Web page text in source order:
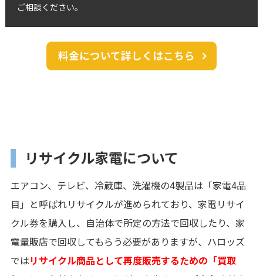
ご相談ください。
料金について詳しくはこちら
リサイクル家電について
エアコン、テレビ、冷蔵庫、洗濯機の4製品は「家電4品
目」 と呼ばれリサイクルが進められており、家電リサイ
クル券を購入し、自治体で所定の方法で回収したり、家
電量販店で回収してもらう必要がありますが、ハロッズ
ではリサイクル商品として再度販売するための「買取